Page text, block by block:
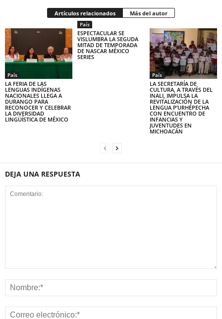
Artículos relacionados Más del autor
País
LA FERIA DE LAS
LENGUAS INDÍGENAS
NACIONALES LLEGA A
DURANGO PARA
RECONOCER Y CELEBRAR
LA DIVERSIDAD
LINGÜÍSTICA DE MÉXICO
País
ESPECTACULAR SE
VISLUMBRA LA SEGUDA
MITAD DE TEMPORADA
DE NASCAR MÉXICO
SERIES
País
LA SECRETARÍA DE
CULTURA, A TRAVÉS DEL
INALI, IMPULSA LA
REVITALIZACIÓN DE LA
LENGUA P’URHÉPECHA
CON ENCUENTRO DE
INFANCIAS Y
JUVENTUDES EN
MICHOACÁN
DEJA UNA RESPUESTA